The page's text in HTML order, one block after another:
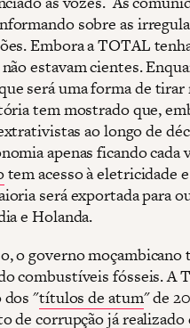
sobre as
Embora a TOTAL
estavam cientes.
será uma forma de
tem mostrado que,
ao longo de
apenas ficando
tem acesso à eletricidade
será exportada para
e Holanda.
o governo
combustíveis fósseis. A
dos "títulos de atum" de
de corrupção já